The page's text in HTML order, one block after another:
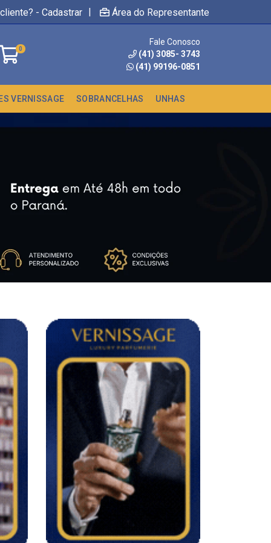
- Cadastrar | Área do Representante
0
Fale Conosco
(41) 3085- 3743
(41) 99196-0851
VERNISSAGE SOBRANCELHAS UNHAS